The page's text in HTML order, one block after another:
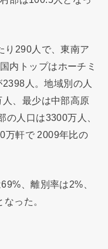
り290人で、東南ア
内トップはホーチミ
人。地域別の人
、最少は中部高原
の人口は3300万人、
万軒で 2009年比の
、離別率は2%、
った。